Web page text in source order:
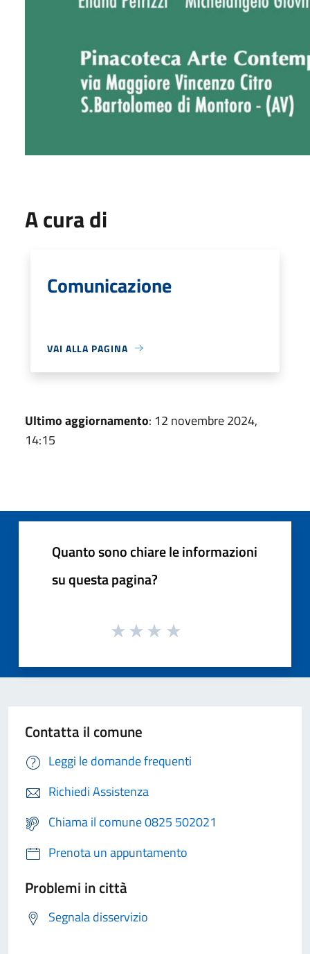
A cura di
Comunicazione
VAI ALLA PAGINA
Ultimo aggiornamento: 12 novembre 2024,
14:15
Quanto sono chiare le informazioni
su questa pagina?
Contatta il comune
Leggi le domande frequenti
Richiedi Assistenza
Chiama il comune 0825 502021
Prenota un appuntamento
Problemi in città
Segnala disservizio